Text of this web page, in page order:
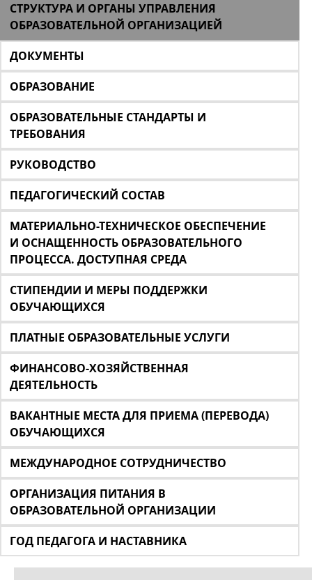
СТРУКТУРА И ОРГАНЫ УПРАВЛЕНИЯ
ОБРАЗОВАТЕЛЬНОЙ ОРГАНИЗАЦИЕЙ
ДОКУМЕНТЫ
ОБРАЗОВАНИЕ
ОБРАЗОВАТЕЛЬНЫЕ СТАНДАРТЫ И
ТРЕБОВАНИЯ
РУКОВОДСТВО
ПЕДАГОГИЧЕСКИЙ СОСТАВ
МАТЕРИАЛЬНО-ТЕХНИЧЕСКОЕ ОБЕСПЕЧЕНИЕ
И ОСНАЩЕННОСТЬ ОБРАЗОВАТЕЛЬНОГО
ПРОЦЕССА. ДОСТУПНАЯ СРЕДА
СТИПЕНДИИ И МЕРЫ ПОДДЕРЖКИ
ОБУЧАЮЩИХСЯ
ПЛАТНЫЕ ОБРАЗОВАТЕЛЬНЫЕ УСЛУГИ
ФИНАНСОВО-ХОЗЯЙСТВЕННАЯ
ДЕЯТЕЛЬНОСТЬ
ВАКАНТНЫЕ МЕСТА ДЛЯ ПРИЕМА (ПЕРЕВОДА)
ОБУЧАЮЩИХСЯ
МЕЖДУНАРОДНОЕ СОТРУДНИЧЕСТВО
ОРГАНИЗАЦИЯ ПИТАНИЯ В
ОБРАЗОВАТЕЛЬНОЙ ОРГАНИЗАЦИИ
ГОД ПЕДАГОГА И НАСТАВНИКА